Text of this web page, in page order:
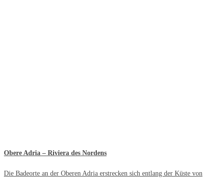
Obere Adria – Riviera des Nordens
Die Badeorte an der Oberen Adria erstrecken sich entlang der Küste von